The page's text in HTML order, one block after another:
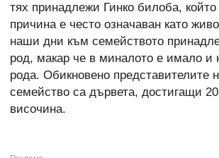
тях принадлежи Гинко билоба,
причина е често означаван като
наши дни към семейството
род, макар че в миналото е имало и
рода. Обикновено представителите
семейство са дървета, достигащи
височина.